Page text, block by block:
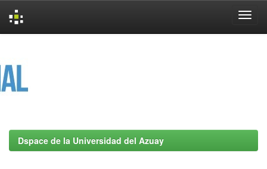
Dspace de la Universidad del Azuay